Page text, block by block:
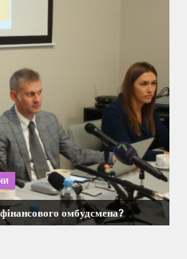
омбудсмена?